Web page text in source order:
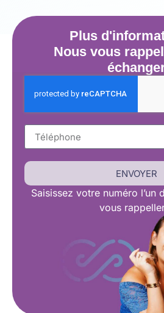
Plus
Nous vous
ENVOYER
Saisissez votre numéro l’un
vous